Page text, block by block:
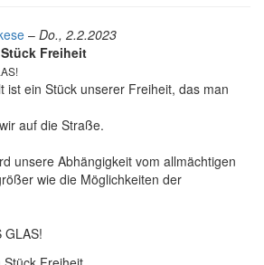
– Do., 2.2.2023
Freiheit
ist ein Stück unserer Freiheit, das man
auf die Straße.
unsere Abhängigkeit vom allmächtigen
wie die Möglichkeiten der
GLAS!